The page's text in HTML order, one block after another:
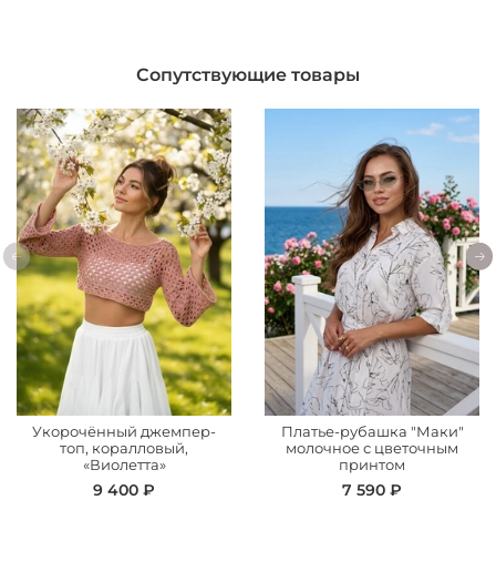
вручную в технике ботанического крашения с
использованием только натуральных красителей и
растений.
Сопутствующие товары
Укорочённый джемпер-
топ, коралловый,
«Виолетта»
9 400 ₽
Платье-рубашка "Маки"
молочное с цветочным
принтом
7 590 ₽